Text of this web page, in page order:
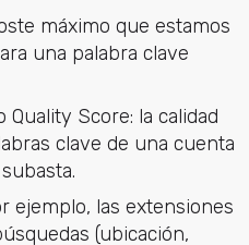
máximo que estamos
una palabra clave
Quality Score: la calidad
clave de una cuenta
ejemplo, las extensiones
(ubicación,